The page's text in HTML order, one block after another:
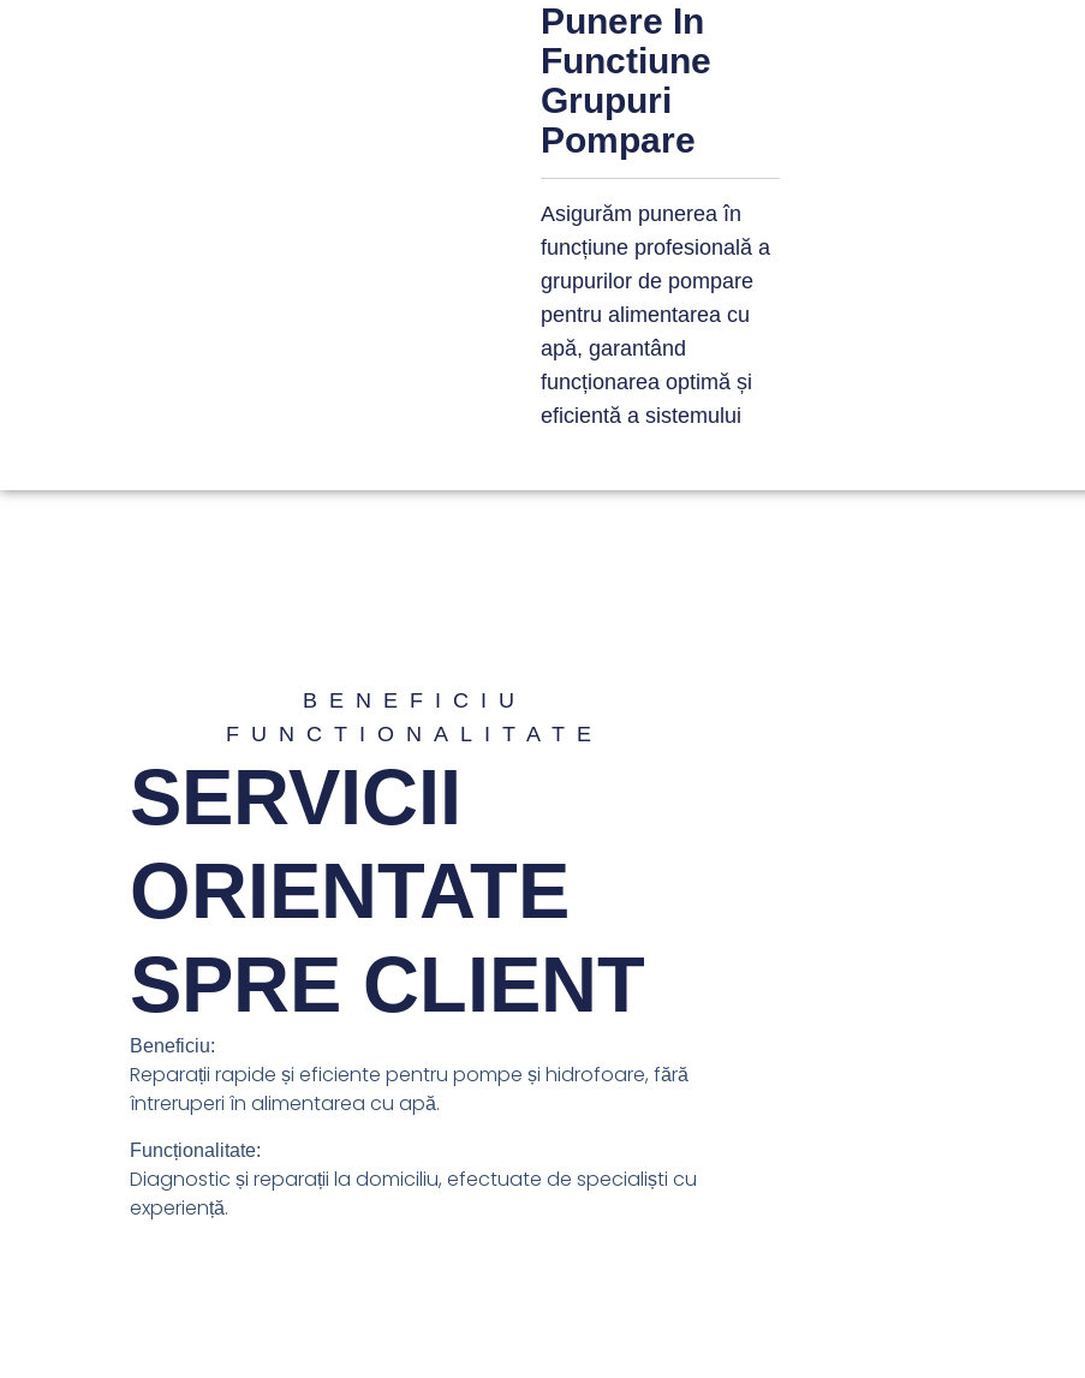
Punere In
Functiune
Grupuri
Pompare
Asigurăm punerea în
funcțiune profesională a
grupurilor de pompare
pentru alimentarea cu
apă, garantând
funcționarea optimă și
eficientă a sistemului
BENEFICIU
FUNCTIONALITATE
SERVICII
ORIENTATE
SPRE CLIENT
Beneficiu:
Reparații rapide și eficiente pentru pompe și hidrofoare, fără
întreruperi în alimentarea cu apă.
Funcționalitate:
Diagnostic și reparații la domiciliu, efectuate de specialiști cu
experiență.